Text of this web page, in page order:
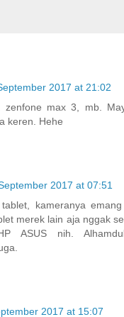
2017 at 21:02
zenfone max 3, mb.
keren. Hehe
2017 at 07:51
kameranya
merek lain aja nggak
ASUS nih.
2017 at 15:07